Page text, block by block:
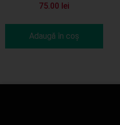
75.00 lei
Adaugă în coș